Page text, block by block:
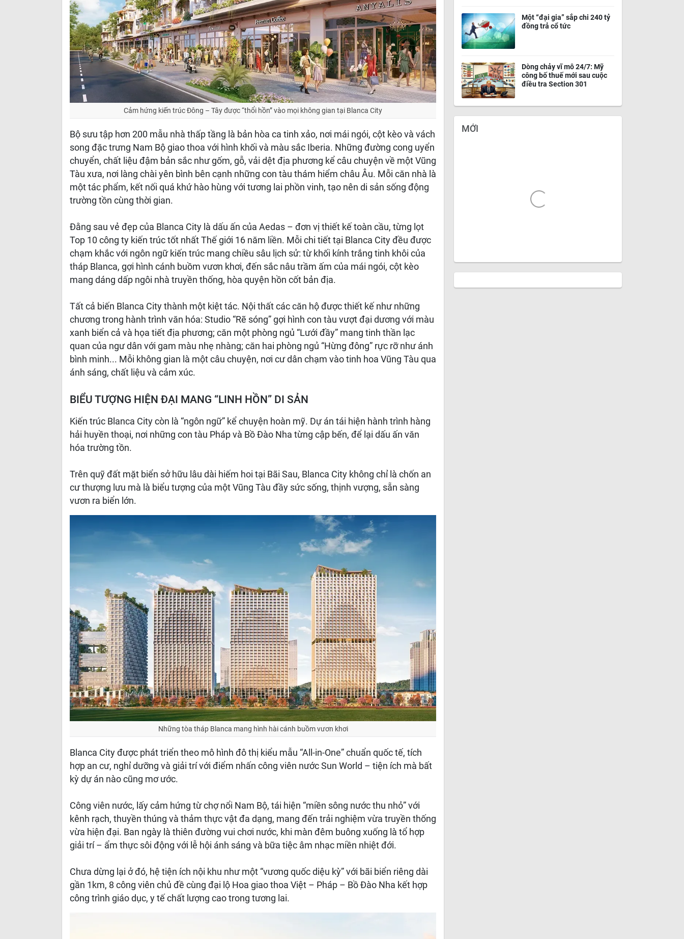
Cảm hứng kiến trúc Đông – Tây được “thổi hồn” vào mọi không gian tại Blanca City
Bộ sưu tập hơn 200 mẫu nhà thấp tầng là bản hòa ca tinh xảo, nơi mái ngói, cột kèo và vách
song đặc trưng Nam Bộ giao thoa với hình khối và màu sắc Iberia. Những đường cong uyển
chuyển, chất liệu đậm bản sắc như gốm, gỗ, vải dệt địa phương kể câu chuyện về một Vũng
Tàu xưa, nơi làng chài yên bình bên cạnh những con tàu thám hiểm châu Âu. Mỗi căn nhà là
một tác phẩm, kết nối quá khứ hào hùng với tương lai phồn vinh, tạo nên di sản sống động
trường tồn cùng thời gian.
Đằng sau vẻ đẹp của Blanca City là dấu ấn của Aedas – đơn vị thiết kế toàn cầu, từng lọt
Top 10 công ty kiến trúc tốt nhất Thế giới 16 năm liền. Mỗi chi tiết tại Blanca City đều được
chạm khắc với ngôn ngữ kiến trúc mang chiều sâu lịch sử: từ khối kính trắng tinh khôi của
tháp Blanca, gợi hình cánh buồm vươn khơi, đến sắc nâu trầm ấm của mái ngói, cột kèo
mang dáng dấp ngôi nhà truyền thống, hòa quyện hồn cốt bản địa.
Tất cả biến Blanca City thành một kiệt tác. Nội thất các căn hộ được thiết kế như những
chương trong hành trình văn hóa: Studio “Rẽ sóng” gợi hình con tàu vượt đại dương với màu
xanh biển cả và họa tiết địa phương; căn một phòng ngủ “Lưới đầy” mang tinh thần lạc
quan của ngư dân với gam màu nhẹ nhàng; căn hai phòng ngủ “Hừng đông” rực rỡ như ánh
bình minh... Mỗi không gian là một câu chuyện, nơi cư dân chạm vào tinh hoa Vũng Tàu qua
ánh sáng, chất liệu và cảm xúc.
BIỂU TƯỢNG HIỆN ĐẠI MANG “LINH HỒN” DI SẢN
Kiến trúc Blanca City còn là “ngôn ngữ” kể chuyện hoàn mỹ. Dự án tái hiện hành trình hàng
hải huyền thoại, nơi những con tàu Pháp và Bồ Đào Nha từng cập bến, để lại dấu ấn văn
hóa trường tồn.
Trên quỹ đất mặt biển sở hữu lâu dài hiếm hoi tại Bãi Sau, Blanca City không chỉ là chốn an
cư thượng lưu mà là biểu tượng của một Vũng Tàu đầy sức sống, thịnh vượng, sẵn sàng
vươn ra biển lớn.
Những tòa tháp Blanca mang hình hài cánh buồm vươn khơi
Blanca City được phát triển theo mô hình đô thị kiểu mẫu “All-in-One” chuẩn quốc tế, tích
hợp an cư, nghỉ dưỡng và giải trí với điểm nhấn công viên nước Sun World – tiện ích mà bất
kỳ dự án nào cũng mơ ước.
Công viên nước, lấy cảm hứng từ chợ nổi Nam Bộ, tái hiện “miền sông nước thu nhỏ” với
kênh rạch, thuyền thúng và thảm thực vật đa dạng, mang đến trải nghiệm vừa truyền thống
vừa hiện đại. Ban ngày là thiên đường vui chơi nước, khi màn đêm buông xuống là tổ hợp
giải trí – ẩm thực sôi động với lễ hội ánh sáng và bữa tiệc âm nhạc miền nhiệt đới.
Chưa dừng lại ở đó, hệ tiện ích nội khu như một “vương quốc diệu kỳ” với bãi biển riêng dài
gần 1km, 8 công viên chủ đề cùng đại lộ Hoa giao thoa Việt – Pháp – Bồ Đào Nha kết hợp
công trình giáo dục, y tế chất lượng cao trong tương lai.
Một “đại gia” sắp chi 240 tỷ
đồng trả cổ tức
Dòng chảy vĩ mô 24/7: Mỹ
công bố thuế mới sau cuộc
điều tra Section 301
MỚI